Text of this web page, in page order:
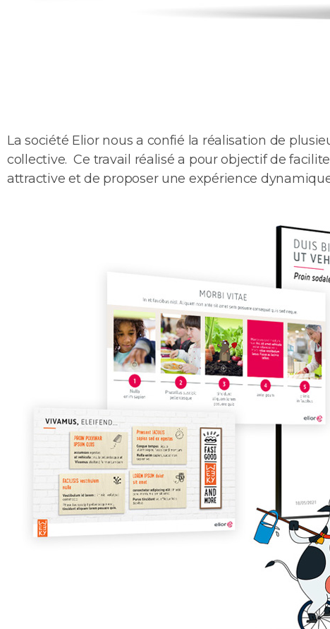
La société Elior nous a confié la réalisation de
collective. Ce travail réalisé a pour objectif de
attractive et de proposer une expérience